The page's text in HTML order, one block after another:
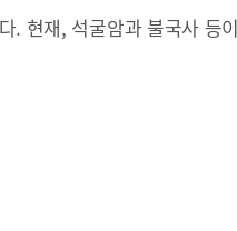
. 현재, 석굴암과 불국사 등